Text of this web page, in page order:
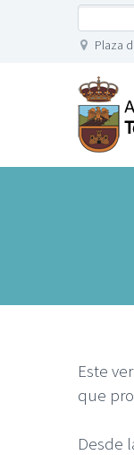
Plaza
Este
que
Desde